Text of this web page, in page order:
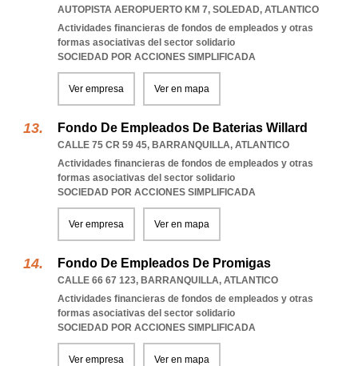
AUTOPISTA AEROPUERTO KM 7, SOLEDAD, ATLANTICO
Actividades financieras de fondos de empleados y otras
formas asociativas del sector solidario
SOCIEDAD POR ACCIONES SIMPLIFICADA
Ver empresa Ver en mapa
Fondo De Empleados De Baterias Willard
CALLE 75 CR 59 45, BARRANQUILLA, ATLANTICO
Actividades financieras de fondos de empleados y otras
formas asociativas del sector solidario
SOCIEDAD POR ACCIONES SIMPLIFICADA
Ver empresa Ver en mapa
Fondo De Empleados De Promigas
CALLE 66 67 123, BARRANQUILLA, ATLANTICO
Actividades financieras de fondos de empleados y otras
formas asociativas del sector solidario
SOCIEDAD POR ACCIONES SIMPLIFICADA
Ver empresa Ver en mapa